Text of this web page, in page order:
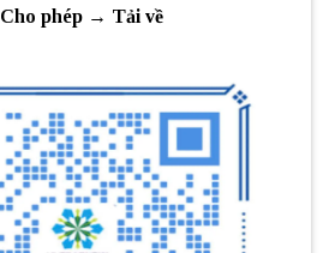
Cho phép→ Tải về